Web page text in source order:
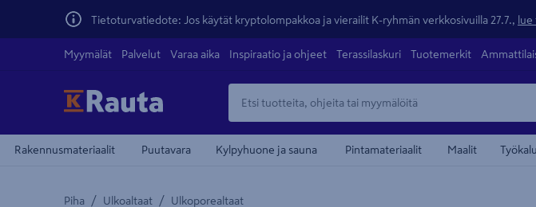
Tietoturvatiedote: Jos käytät kryptolompakkoa ja vierailit K-ryhmän verkkosivuilla 27.7.,
Myymälät Palvelut Varaa aika Inspiraatio ja ohjeet Terassilaskuri Tuotemerkit
Rakennusmateriaalit Puutavara Kylpyhuone ja sauna Pintamateriaalit Maalit
Piha / Ulkoaltaat / Ulkoporealtaat